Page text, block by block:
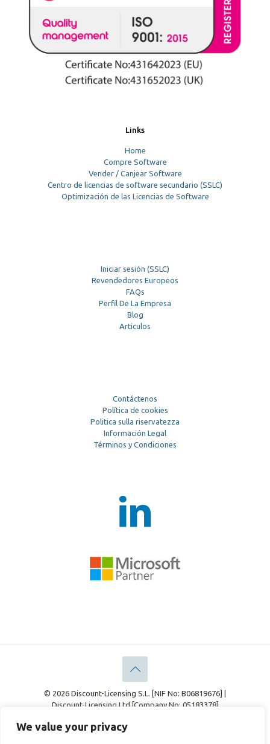
We value your privacy
Links
Home
Compre Software
Vender / Canjear Software
Centro de licencias de software secundario (SSLC)
Optimización de las Licencias de Software
Iniciar sesión (SSLC)
Revendedores Europeos
FAQs
Perfil De La Empresa
Blog
Articulos
Contáctenos
Política de cookies
Politica sulla riservatezza
Información Legal
Términos y Condiciones
© 2026 Discount-Licensing S.L. [NIF No: B06819676] |
Discount-Licensing Ltd [Company No: 05183378]
Información Legal
Política de cookies